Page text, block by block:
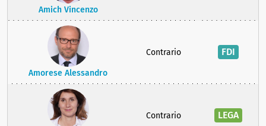
Amich Vincenzo
Amorese Alessandro
Contrario FDI
Contrario LEGA